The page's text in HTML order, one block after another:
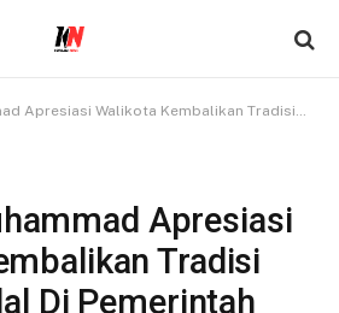
Kembalikan Tradisi Halal Bi Halal Di Pemerintah Kota Banda Aceh
Apresiasi
Tradisi
Di Pemerintah